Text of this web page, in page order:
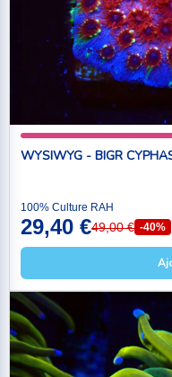
WYSIWYG - BIGR
100% Culture RAH
29,40 €49,00 € -40%